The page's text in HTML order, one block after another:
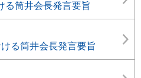
る筒井会長発言要旨
る筒井会長発言要旨